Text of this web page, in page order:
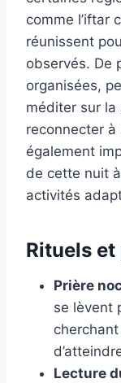
comme l’iftar
réunissent
observés. De
organisées,
méditer sur
reconnecter
également
de cette nuit
activités
Rituels
Prière
se lèvent
Lecture